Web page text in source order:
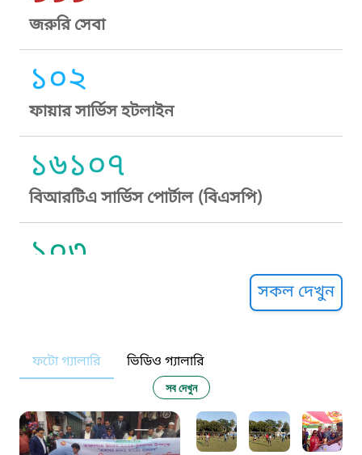
জরুরি সেবা
১০২
ফায়ার সার্ভিস হটলাইন
১৬১০৭
বিআরটিএ সার্ভিস পোর্টাল (বিএসপি)
১০৩
নারী ও শিশু নির্যাতন প্রতিরোধ
১০৬
সকল দেখুন
ফটো গ্যালারি ভিডিও গ্যালারি
সব দেখুন